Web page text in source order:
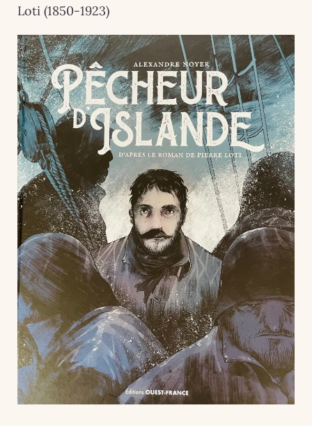
Loti (1850-1923)